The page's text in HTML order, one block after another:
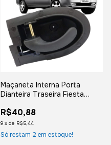
Maçaneta Interna Porta
Dianteira Traseira Fiesta
Esquerdo
R$40,88
9 x de R$5,44
Só restam 2 em estoque!